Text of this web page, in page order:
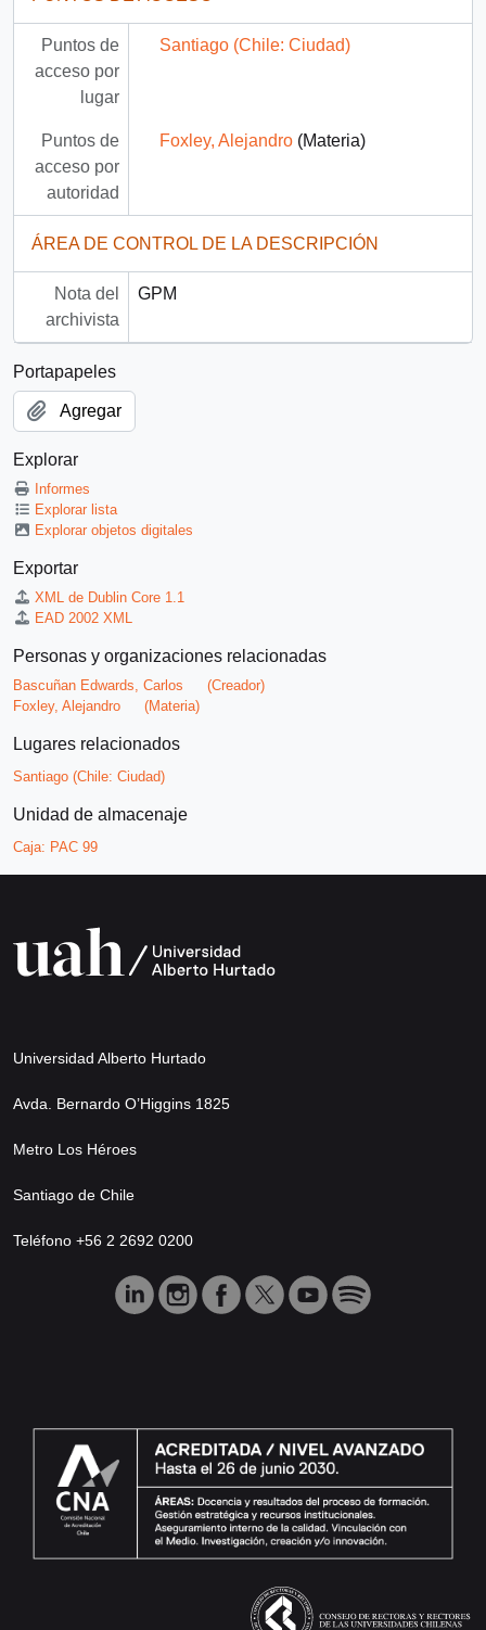
Puntos de
acceso por
lugar
Santiago (Chile: Ciudad)
Puntos de
acceso por
autoridad
Foxley, Alejandro(Materia)
ÁREA DE CONTROL DE LA DESCRIPCIÓN
Nota del
archivista
GPM
Portapapeles
Agregar
Explorar
Informes
Explorar lista
Explorar objetos digitales
Exportar
XML de Dublin Core 1.1
EAD 2002 XML
Personas y organizaciones relacionadas
Bascuñan Edwards, Carlos
(Creador)
Foxley, Alejandro
(Materia)
Lugares relacionados
Santiago (Chile: Ciudad)
Unidad de almacenaje
Caja: PAC 99
Universidad Alberto Hurtado
Avda. Bernardo O’Higgins 1825
Metro Los Héroes
Santiago de Chile
Teléfono +56 2 2692 0200